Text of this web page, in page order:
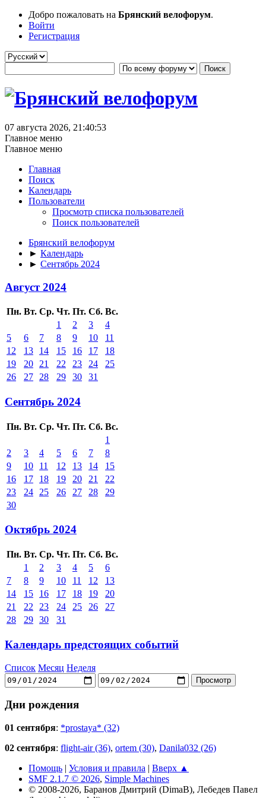
Добро пожаловать на Брянский велофорум.
Войти
Регистрация
07 августа 2026, 21:40:53
Главное меню
Главное меню
Главная
Поиск
Календарь
Пользователи
Просмотр списка пользователей
Поиск пользователей
Брянский велофорум
► Календарь
► Сентябрь 2024
Август 2024
Пн. Вт. Ср. Чт. Пт. Сб. Вс.
1
2 3
4
5
6 7 8 9 10
11
12
13 14 15 16 17
18
19
20 21 22 23 24
25
26
27 28 29 30 31
Сентябрь 2024
Пн. Вт. Ср. Чт. Пт. Сб. Вс.
1
2
3 4 5 6 7
8
9
10 11 12 13 14
15
16
17 18 19 20 21
22
23
24 25 26 27 28
29
30
Октябрь 2024
Пн. Вт. Ср. Чт. Пт. Сб. Вс.
1
2 3 4 5
6
7
8 9 10 11 12
13
14
15 16 17 18 19
20
21
22 23 24 25 26
27
28
29 30 31
Календарь предстоящих событий
Список Месяц Неделя
Дни рождения
01 сентября: *prostaya* (32)
02 сентября: flight-air (36), ortem (30), Danila032 (26)
Помощь | Условия и правила | Вверх ▲
SMF 2.1.7 © 2026, Simple Machines
© 2008-2026, Баранов Дмитрий (DimaB), Лебедев Павел